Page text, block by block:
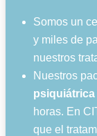
Somos un
y miles de
nuestros
Nuestros
horas. En
que el